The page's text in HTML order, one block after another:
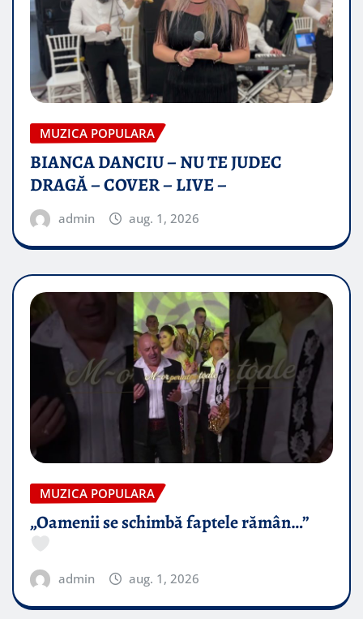
MUZICA POPULARA
BIANCA DANCIU – NU TE JUDEC
DRAGĂ – COVER – LIVE –
admin aug. 1, 2026
MUZICA POPULARA
„Oamenii se schimbă faptele rămân…”
admin aug. 1, 2026